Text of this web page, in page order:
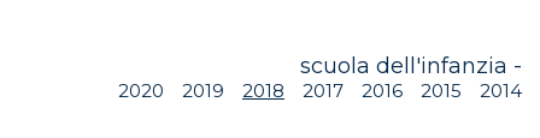
scuola dell'infanzia -
2020 2019 2018 2017 2016 2015 2014